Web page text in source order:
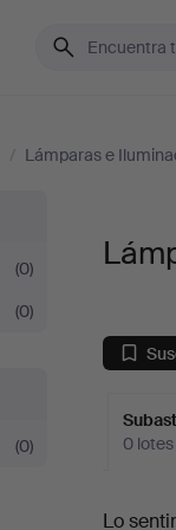
/ Lámparas e
(0)
(0)
(0)
0 lotes
Lo